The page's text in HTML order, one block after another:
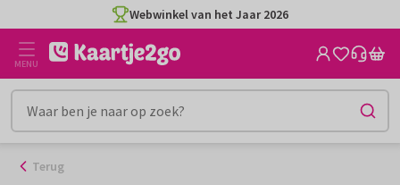
naar
inhoud
Webwinkel van het Jaar 2026
MENU
Terug